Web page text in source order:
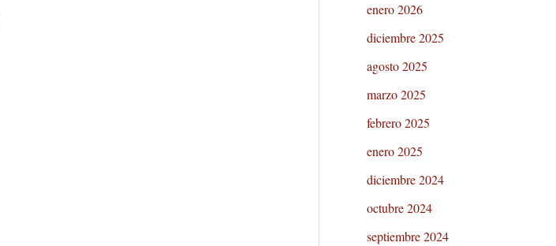
enero 2026
diciembre 2025
agosto 2025
marzo 2025
febrero 2025
enero 2025
diciembre 2024
octubre 2024
septiembre 2024